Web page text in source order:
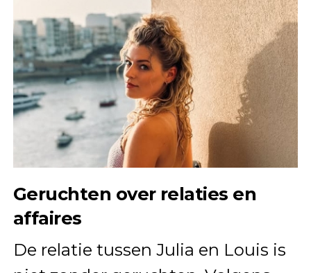
Geruchten over relaties en
affaires
De relatie tussen Julia en Louis is